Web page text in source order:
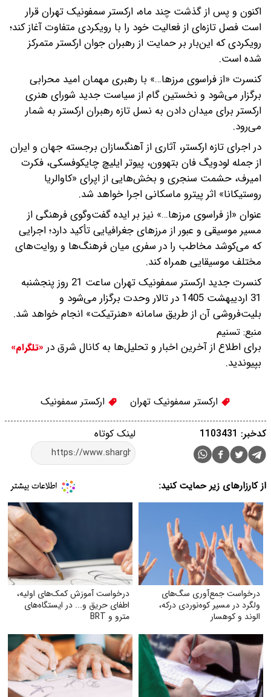
اکنون و پس از گذشت چند ماه، ارکستر سمفونیک تهران قرار
است فصل تازه‌ای از فعالیت خود را با رویکردی متفاوت آغاز کند؛
رویکردی که این‌بار بر حمایت از رهبران جوان ارکستر متمرکز
شده است.
کنسرت «از فراسوی مرزها…» با رهبری مهمان امید محرابی
برگزار می‌شود و نخستین گام از سیاست جدید شورای هنری
ارکستر برای میدان دادن به نسل تازه رهبران ارکستر به شمار
می‌رود.
در اجرای تازه ارکستر، آثاری از آهنگسازان برجسته جهان و ایران
از جمله لودویگ فان بتهوون، پیوتر ایلیچ چایکوفسکی، فکرت
امیرف، حشمت سنجری و بخش‌هایی از اپرای «کاوالریا
روستیکانا» اثر پیترو ماسکانی اجرا خواهد شد.
عنوان «از فراسوی مرزها…» نیز بر ایده گفت‌وگوی فرهنگی از
مسیر موسیقی و عبور از مرزهای جغرافیایی تأکید دارد؛ اجرایی
که می‌کوشد مخاطب را در سفری میان فرهنگ‌ها و روایت‌های
مختلف موسیقایی همراه کند.
کنسرت جدید ارکستر سمفونیک تهران ساعت 21 روز پنجشنبه
31 اردیبهشت‌ 1405 در تالار وحدت برگزار می‌شود و
بلیت‌فروشی آن از طریق سامانه «هنرتیکت» انجام خواهد شد.
منبع: تسنیم
برای اطلاع از آخرین اخبار و تحلیل‌ها به کانال شرق در «تلگرام»
بپیوندید.
ارکستر سمفونیک تهران ارکستر سمفونیک
لینک کوتاه کدخبر: 1103431
از کارزارهای زیر حمایت کنید:
درخواست جمع‌آوری سگ‌های
ولگرد در مسیر کوه‌نوردی درکه،
الوند و کوهسار
درخواست آموزش کمک‌های اولیه،
اطفای حریق و... در ایستگاه‌های
مترو و BRT